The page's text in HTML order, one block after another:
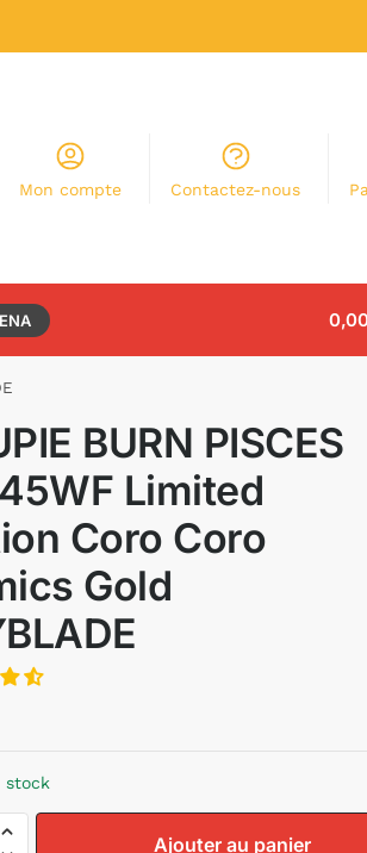
Mon compte Contactez-nous
BURN PISCES
Limited
Coro Coro
Gold
stock
Ajouter au panier